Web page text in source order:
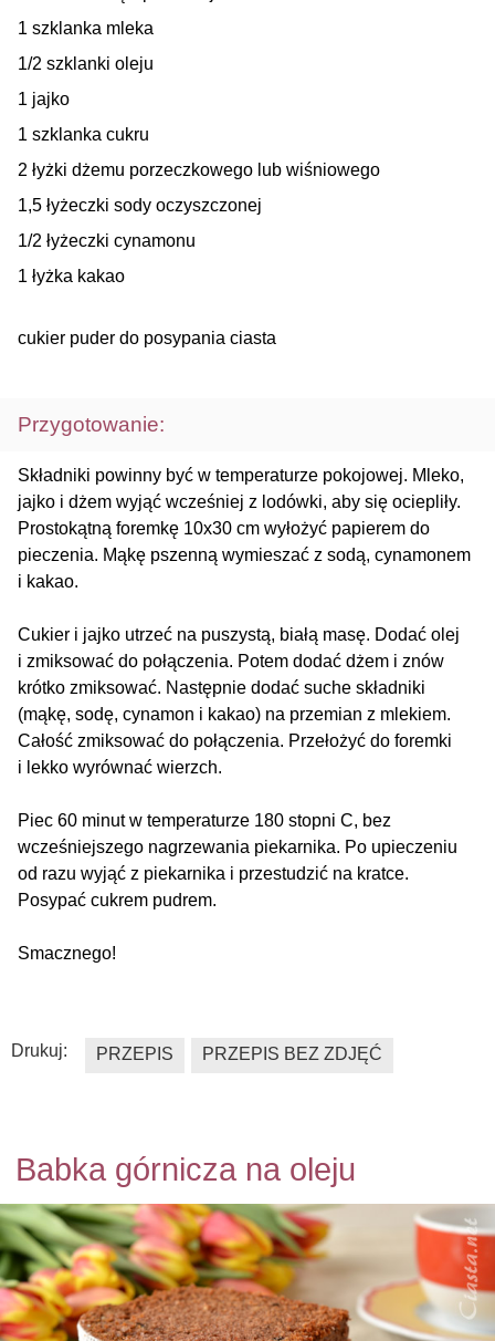
1 szklanka mleka
1/2 szklanki oleju
1 jajko
1 szklanka cukru
2 łyżki dżemu porzeczkowego lub wiśniowego
1,5 łyżeczki sody oczyszczonej
1/2 łyżeczki cynamonu
1 łyżka kakao
cukier puder do posypania ciasta
Przygotowanie:
Składniki powinny być w temperaturze pokojowej. Mleko,
jajko i dżem wyjąć wcześniej z lodówki, aby się ociepliły.
Prostokątną foremkę 10x30 cm wyłożyć papierem do
pieczenia. Mąkę pszenną wymieszać z sodą, cynamonem
i kakao.
Cukier i jajko utrzeć na puszystą, białą masę. Dodać olej
i zmiksować do połączenia. Potem dodać dżem i znów
krótko zmiksować. Następnie dodać suche składniki
(mąkę, sodę, cynamon i kakao) na przemian z mlekiem.
Całość zmiksować do połączenia. Przełożyć do foremki
i lekko wyrównać wierzch.
Piec 60 minut w temperaturze 180 stopni C, bez
wcześniejszego nagrzewania piekarnika. Po upieczeniu
od razu wyjąć z piekarnika i przestudzić na kratce.
Posypać cukrem pudrem.
Smacznego!
Drukuj: PRZEPIS PRZEPIS BEZ ZDJĘĆ
Babka górnicza na oleju